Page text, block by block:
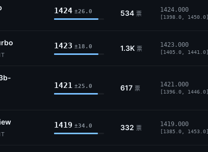
1424 ±26.0 534 票
1424.000
[1398.0, 1450.0]
1423 ±18.0 1.3K 票
1423.000
[1405.0, 1441.0]
1421 ±25.0 617 票
1421.000
[1396.0, 1446.0]
1419 ±34.0 332 票
1419.000
[1385.0, 1453.0]